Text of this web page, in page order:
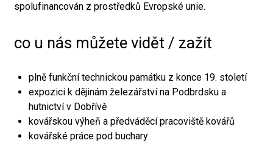
spolufinancován z prostředků Evropské unie.
co u nás můžete vidět / zažít
plně funkční technickou památku z konce 19. století
expozici k dějinám železářství na Podbrdsku a
hutnictví v Dobřívě
kovářskou výheň a předváděcí pracoviště kovářů
kovářské práce pod buchary